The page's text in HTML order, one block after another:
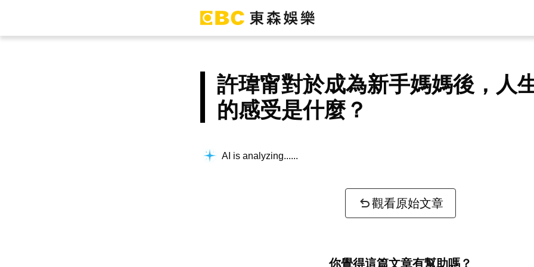
許瑋甯對於成為新手媽媽後，人
的感受是什麼？
AI is analyzing...
觀看原始文章
你覺得這篇文章有幫助嗎？